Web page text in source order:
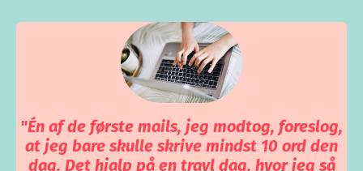
"Én af de første mails, jeg modtog, foreslog,
at jeg bare skulle skrive mindst 10 ord den
dag. Det hjalp på en travl dag, hvor jeg så